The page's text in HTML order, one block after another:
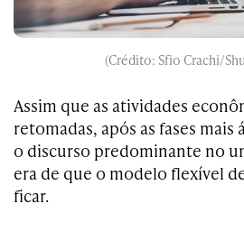
(Crédito: Sfio Crachi/
Assim que as atividades
retomadas, após as fases mais
o discurso predominante no
era de que o modelo flexível
ficar.